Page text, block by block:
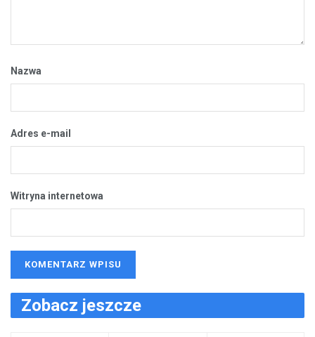
Nazwa
Adres e-mail
Witryna internetowa
Zobacz jeszcze